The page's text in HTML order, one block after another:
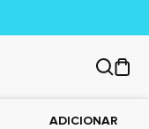
ADICIONAR